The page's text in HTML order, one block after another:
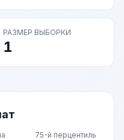
РАЗМЕР ВЫБОРКИ
1
75-й перцентиль